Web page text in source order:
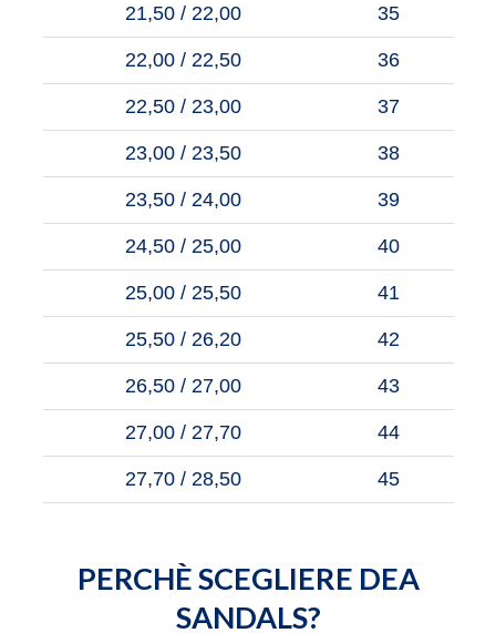
21,50 / 22,00 35
22,00 / 22,50 36
22,50 / 23,00 37
23,00 / 23,50 38
23,50 / 24,00 39
24,50 / 25,00 40
25,00 / 25,50 41
25,50 / 26,20 42
26,50 / 27,00 43
27,00 / 27,70 44
27,70 / 28,50 45
PERCHÈ SCEGLIERE DEA
SANDALS?